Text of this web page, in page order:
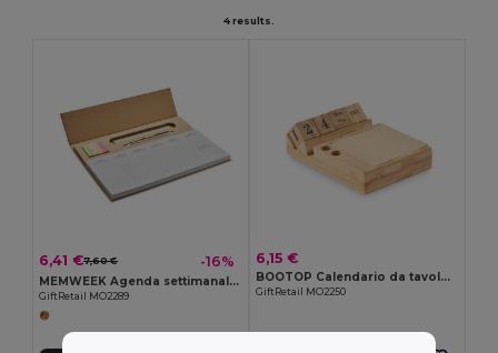
4 results.
6,41 €7,60 € -16%
MEMWEEK Agenda settimanale da tavolo
GiftRetail MO2289
6,15 €
BOOTOP Calendario da tavolo in Bamboo
GiftRetail MO2250